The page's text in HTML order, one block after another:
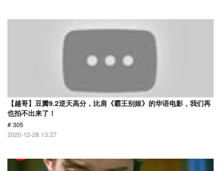
【越哥】豆瓣9.2逆天高分，比肩《霸王别姬》的华语电影，我们再
也拍不出来了！
# 305
2020-12-28 13:27